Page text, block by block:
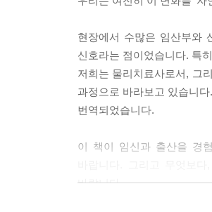
현장에서 수많은 임산부와
신호라는 점이었습니다. 특
저희는 물리치료사로서, 그
과정으로 바라보고 있습니
번역되었습니다.
이 책이 임신과 출산을 경
바랍니다.